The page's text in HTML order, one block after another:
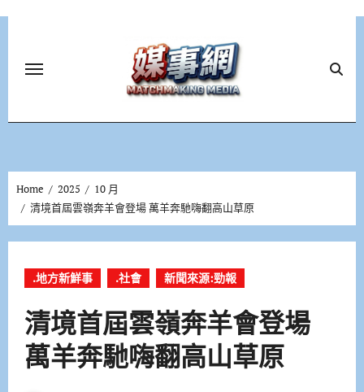
Home 2025
10 月
清境首屆雲嶺奔羊會登場 萬羊奔馳嗨翻高山草原
.地方新鮮事 .社會 新聞來源:勁報
清境首屆雲嶺奔羊會登場
萬羊奔馳嗨翻高山草原